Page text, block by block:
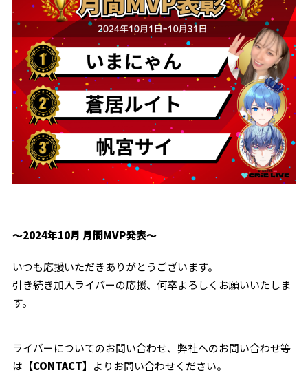
〜2024年10月 月間MVP発表〜
いつも応援いただきありがとうございます。
引き続き加入ライバーの応援、何卒よろしくお願いいたしま
す。
ライバーについてのお問い合わせ、弊社へのお問い合わせ等
は 【CONTACT】 よりお問い合わせください。